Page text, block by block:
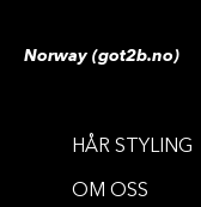
VOLUM
HÅR STYLING
OM OSS
Norway (got2b.no)